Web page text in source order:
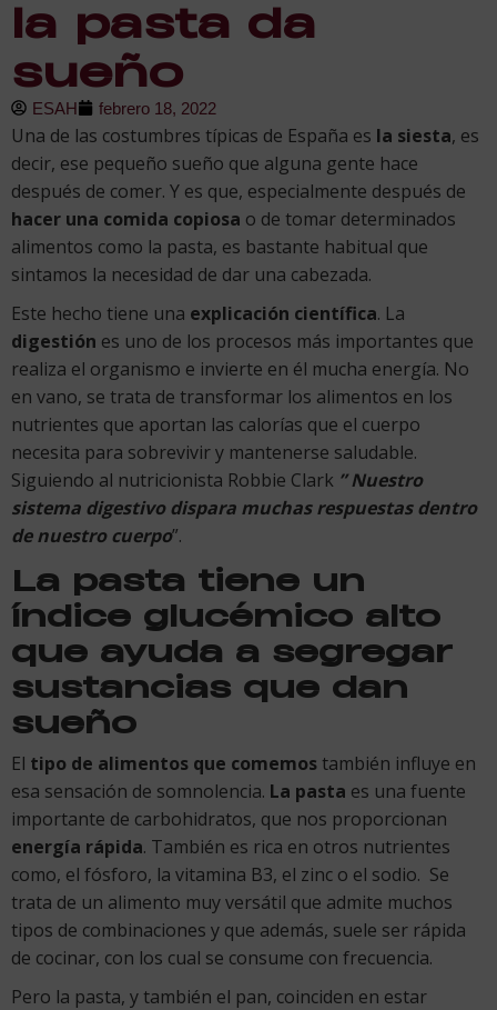
la pasta da
sueño
ESAH febrero 18, 2022
Una de las costumbres típicas de España es la siesta, es
decir, ese pequeño sueño que alguna gente hace
después de comer. Y es que, especialmente después de
hacer una comida copiosa o de tomar determinados
alimentos como la pasta, es bastante habitual que
sintamos la necesidad de dar una cabezada.
Este hecho tiene una explicación científica. La
digestión es uno de los procesos más importantes que
realiza el organismo e invierte en él mucha energía. No
en vano, se trata de transformar los alimentos en los
nutrientes que aportan las calorías que el cuerpo
necesita para sobrevivir y mantenerse saludable.
Siguiendo al nutricionista Robbie Clark ” Nuestro
sistema digestivo dispara muchas respuestas dentro
de nuestro cuerpo”.
La pasta tiene un
índice glucémico alto
que ayuda a segregar
sustancias que dan
sueño
El tipo de alimentos que comemos también influye en
esa sensación de somnolencia. La pasta es una fuente
importante de carbohidratos, que nos proporcionan
energía rápida. También es rica en otros nutrientes
como, el fósforo, la vitamina B3, el zinc o el sodio. Se
trata de un alimento muy versátil que admite muchos
tipos de combinaciones y que además, suele ser rápida
de cocinar, con los cual se consume con frecuencia.
Pero la pasta, y también el pan, coinciden en estar